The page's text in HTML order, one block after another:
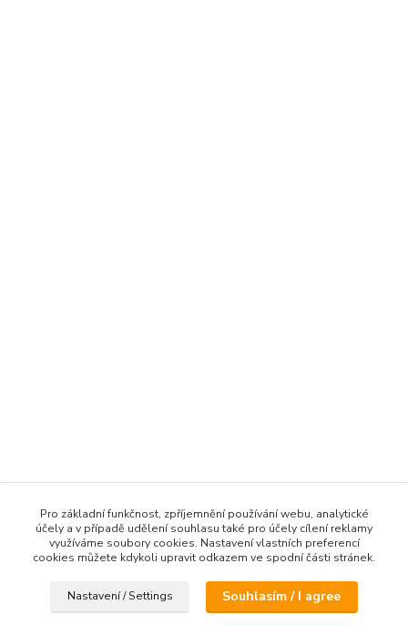
Pro základní funkčnost, zpříjemnění používání webu, analytické
účely a v případě udělení souhlasu také pro účely cílení reklamy
využíváme soubory cookies. Nastavení vlastních preferencí
cookies můžete kdykoli upravit odkazem ve spodní části stránek.
Nastavení / Settings Souhlasím / I agree